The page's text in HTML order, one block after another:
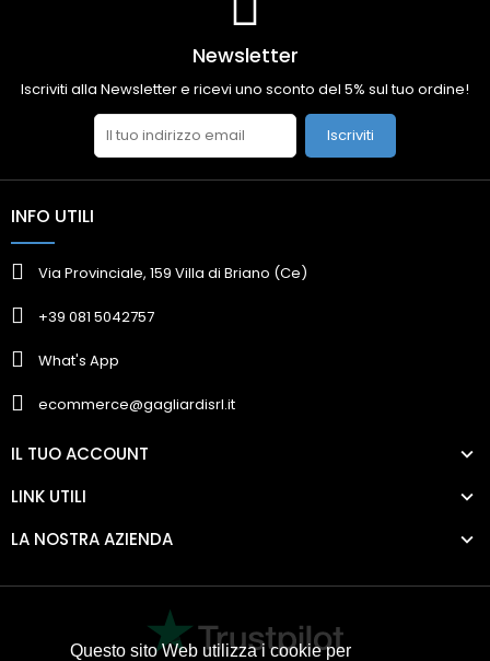
Questo sito Web utilizza i cookie per
Newsletter
Iscriviti alla Newsletter e ricevi uno sconto del 5% sul tuo ordine!
Iscriviti
INFO UTILI
Via Provinciale, 159 Villa di Briano (Ce)
+39 081 5042757
What's App
ecommerce@gagliardisrl.it
IL TUO ACCOUNT
LINK UTILI
LA NOSTRA AZIENDA